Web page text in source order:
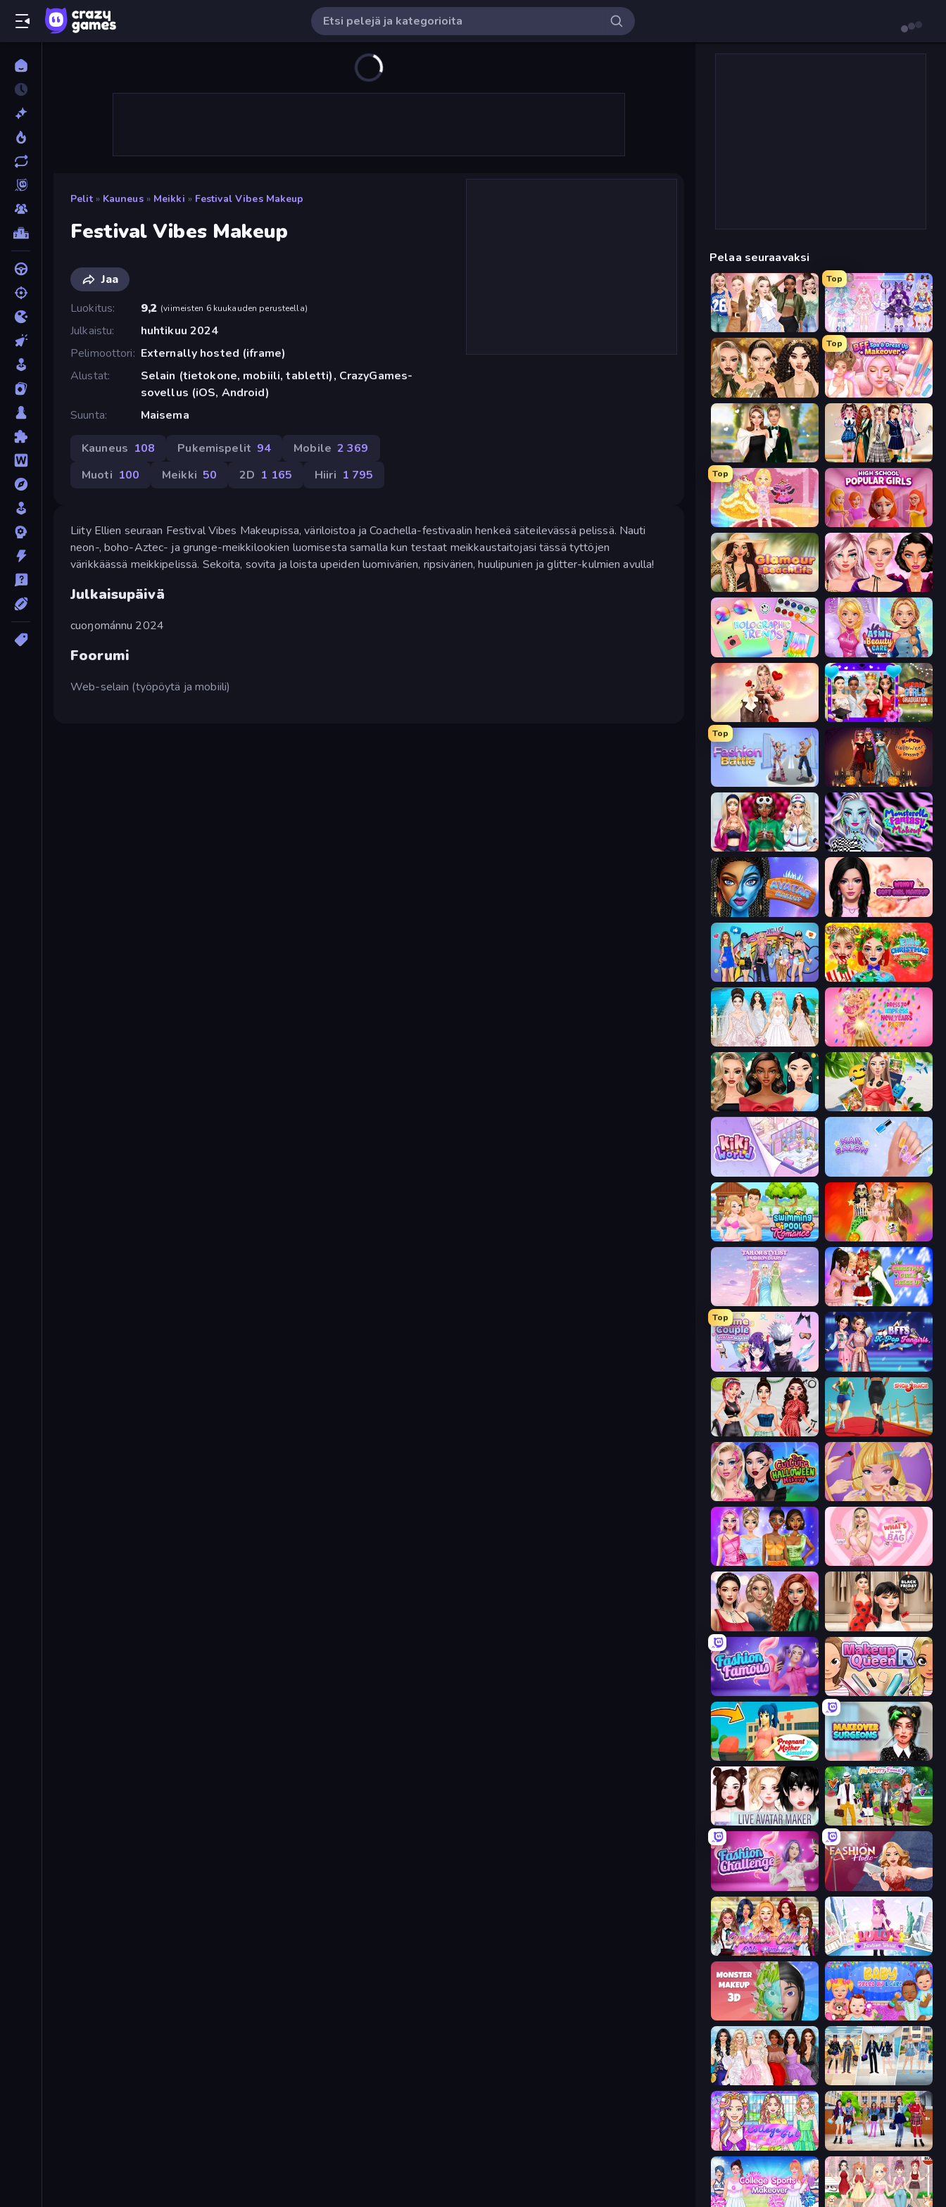
Pelit » Kauneus » Meikki » Festival Vibes Makeup
Festival Vibes Makeup
Jaa
Luokitus
9,2 (viimeisten 6 kuukauden perusteella)
Julkaistu
huhtikuu 2024
Pelimoottori
Externally hosted (iframe)
Alustat
Selain (tietokone, mobiili, tabletti), CrazyGames-
sovellus (iOS, Android)
Suunta
Maisema
Kauneus 108 Pukemispelit 94 Mobile 2 369
Muoti 100 Meikki 50 2D 1 165 Hiiri 1 795
Liity Ellien seuraan Festival Vibes Makeupissa, väriloistoa ja Coachella-festivaalin henkeä säteilevässä pelissä. Nauti
neon-, boho-Aztec- ja grunge-meikkilookien luomisesta samalla kun testaat meikkaustaitojasi tässä tyttöjen
värikkäässä meikkipelissä. Sekoita, sovita ja loista upeiden luomivärien, ripsivärien, huulipunien ja glitter-kulmien avulla!
Julkaisupäivä
cuoŋománnu 2024
Foorumi
Web-selain (työpöytä ja mobiili)
Pelaa seuraavaksi
Fashion Week 2025
Top
Idol Livestream: Fashion Game
Autumn Glam Gala
Top
BFF Makeover - Spa & Dress Up
Valentine's Day Proposal Back To School: Uniforms Edition
Top
Royal Glow Princess Makeover
Glamour Beach Life New Year Makeup Trends
Holographic Trends ASMR Beauty Care
GRWM Date Night Mean Girls Graduation Day
Top
Fashion Battle
BFFs Luxury Loungewear Monsterella Fantasy Makeup
Avatar Make Up Wendy Soft Girl Makeup
Ellie Christmas Makeup
Model Wedding Dress To Impress: New Year's Party
New Year's Eve Makeup Travel with Me: ASMR Edition
KiKi World Nail Salon
Swimming Pool Romance Iconic Halloween Costumes
Tailor Stylist: Fashion Diary Christmas Girls Dress Up
Top
Anime Couple: Avatar Maker BFFs K-Pop Fangirls
Brat Girl Summer Shoe Race
Pop Culture Halloween Makeup Extreme Makeover
Monochrome Looks What's In My Bag
Colored Denim Trends Shopaholic Black Friday
Fashion Famous Make Up Queen R
Pregnant Mother Simulator Makeover Surgeons
Live Avatar Maker: Girls Superstar Family Dress Up
Fashion Challenge: Catwalk Run Fashion Holic
Superstar College Girls Makeover Lulu's Fashion World
Monster Makeup 3D Baby Dress Up
Model Dress Up Girl College Girl & Boy Makeover
College Girl Coloring Dress Up High School BFFs: Girls Team